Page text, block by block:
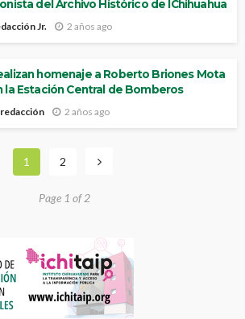
del Archivo Histórico de lChihuahua
Jr. 2 años ago
homenaje a Roberto Briones Mota
la Estación Central de Bomberos
redacción 2 años ago
1 2
Page 1 of 2